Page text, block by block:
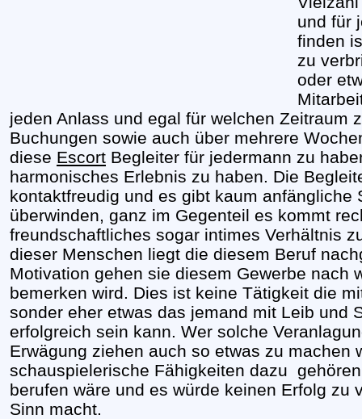
und für
finden
zu
oder
jeden Anlass und egal für welchen Zeitraum
Buchungen sowie auch über mehrere
diese Escort Begleiter für jedermann zu
harmonisches Erlebnis zu haben. Die
kontaktfreudig und es gibt kaum anfängliche
überwinden, ganz im Gegenteil es kommt
freundschaftliches sogar intimes Verhältnis
dieser Menschen liegt die diesem Beruf
Motivation gehen sie diesem Gewerbe nach
bemerken wird. Dies ist keine Tätigkeit die
sonder eher etwas das jemand mit Leib und
erfolgreich sein kann. Wer solche
Erwägung ziehen auch so etwas zu machen
schauspielerische Fähigkeiten dazu
berufen wäre und es würde keinen Erfolg zu
Sinn macht.